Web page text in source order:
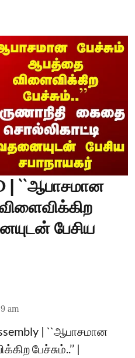
| ``ஆபாசமான
பேசிய
am
| ``ஆபாசமான
பேச்சும்..’’ |